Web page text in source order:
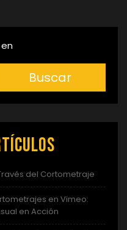
Buscar
del Cortometraje
en Vimeo:
en Acción